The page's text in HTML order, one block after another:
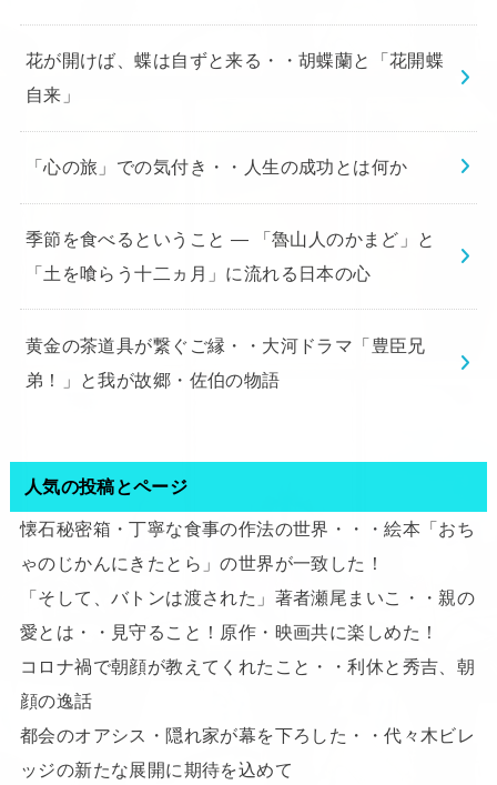
花が開けば、蝶は自ずと来る・・胡蝶蘭と「花開蝶
自来」
「心の旅」での気付き・・人生の成功とは何か
季節を食べるということ ― 「魯山人のかまど」と
「土を喰らう十二ヵ月」に流れる日本の心
黄金の茶道具が繋ぐご縁・・大河ドラマ「豊臣兄
弟！」と我が故郷・佐伯の物語
人気の投稿とページ
懐石秘密箱・丁寧な食事の作法の世界・・・絵本「おち
ゃのじかんにきたとら」の世界が一致した！
「そして、バトンは渡された」著者瀬尾まいこ・・親の
愛とは・・見守ること！原作・映画共に楽しめた！
コロナ禍で朝顔が教えてくれたこと・・利休と秀吉、朝
顔の逸話
都会のオアシス・隠れ家が幕を下ろした・・代々木ビレ
ッジの新たな展開に期待を込めて